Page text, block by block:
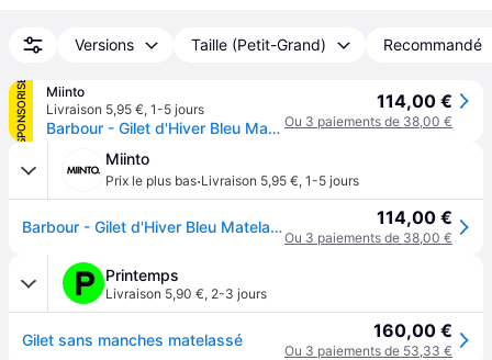
Versions Taille (Petit-Grand) Recommandé
SPONSORISÉ
Miinto
Livraison 5,95 €, 1-5 jours
Barbour - Gilet d'Hiver Bleu Matelassé Diamant - Homme - Vestes - Bleu - Taille: L
114,00 €
Ou 3 paiements de 38,00 €
Miinto
Prix le plus bas·Livraison 5,95 €, 1-5 jours
Barbour - Gilet d'Hiver Bleu Matelassé Diamant - Homme - Vestes - Bleu - Taille: L 114,00 €
Ou 3 paiements de 38,00 €
Printemps
Livraison 5,90 €, 2-3 jours
Gilet sans manches matelassé 160,00 €
Ou 3 paiements de 53,33 €